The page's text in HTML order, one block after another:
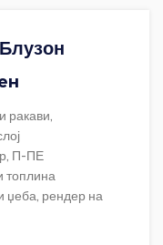
ракави,
П-ПЕ
топлина
џеба, рендер на